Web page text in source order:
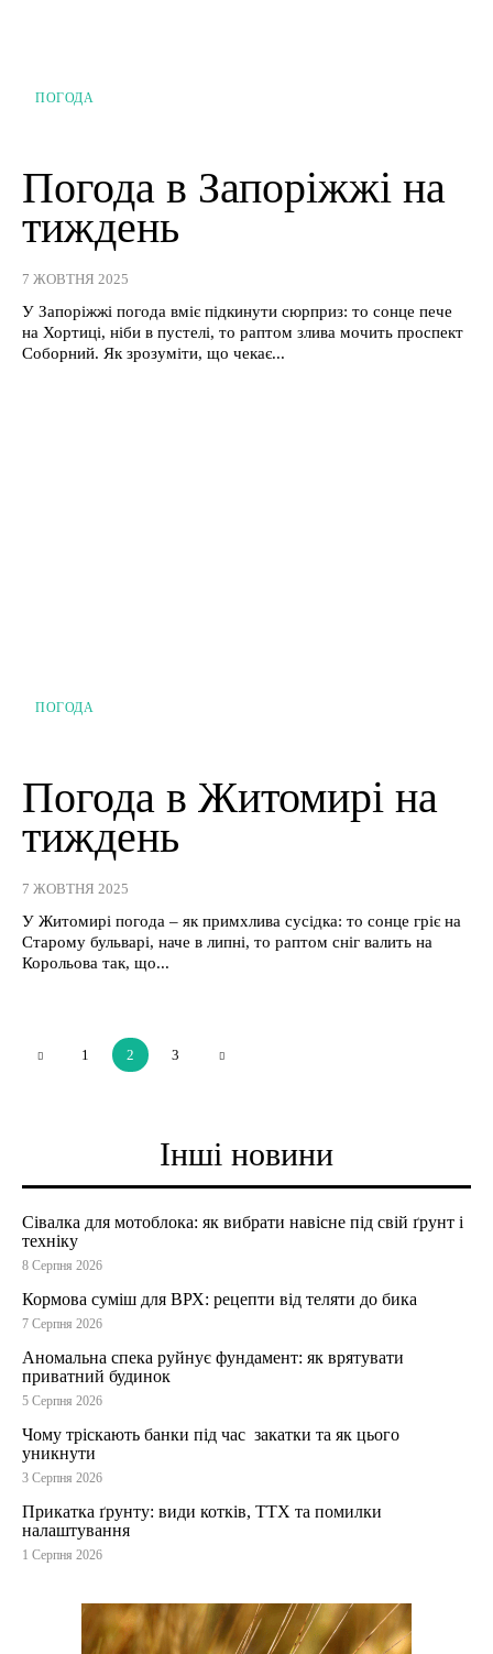
ПОГОДА
Погода в Запоріжжі на
тиждень
7 ЖОВТНЯ 2025
У Запоріжжі погода вміє підкинути сюрприз: то сонце пече
на Хортиці, ніби в пустелі, то раптом злива мочить проспект
Соборний. Як зрозуміти, що чекає...
ПОГОДА
Погода в Житомирі на
тиждень
7 ЖОВТНЯ 2025
У Житомирі погода – як примхлива сусідка: то сонце гріє на
Старому бульварі, наче в липні, то раптом сніг валить на
Корольова так, що...
1 2 3
Інші новини
Сівалка для мотоблока: як вибрати навісне під свій ґрунт і
техніку
8 Серпня 2026
Кормова суміш для ВРХ: рецепти від теляти до бика
7 Серпня 2026
Аномальна спека руйнує фундамент: як врятувати
приватний будинок
5 Серпня 2026
Чому тріскають банки під час закатки та як цього
уникнути
3 Серпня 2026
Прикатка ґрунту: види котків, ТТХ та помилки
налаштування
1 Серпня 2026